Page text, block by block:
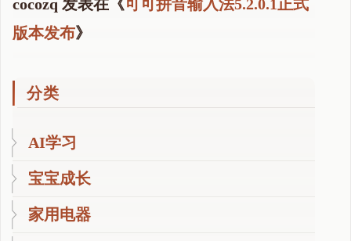
cocozq 发表在《可可拼音输入法5.2.0.1正式
版本发布》
分类
AI学习
宝宝成长
家用电器